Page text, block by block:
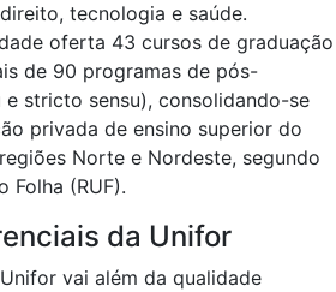
tecnologia e saúde.
oferta 43 cursos de graduação
de 90 programas de pós-
stricto sensu), consolidando-se
privada de ensino superior do
Norte e Nordeste, segundo
Folha (RUF).
da Unifor
vai além da qualidade